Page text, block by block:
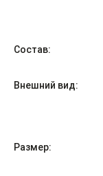
Состав:
Внешний вид:
Размер: